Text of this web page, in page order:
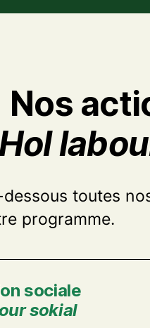
Nos
Hol
toutes
programme.
sociale
sokial